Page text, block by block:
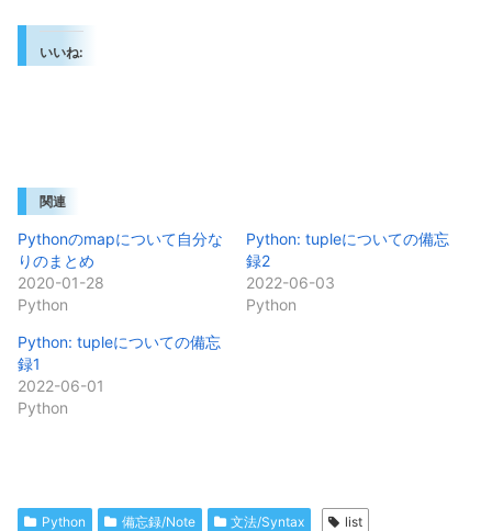
いいね:
関連
Pythonのmapについて自分な
りのまとめ
2020-01-28
Python
Python: tupleについての備忘
録2
2022-06-03
Python
Python: tupleについての備忘
録1
2022-06-01
Python
Python 備忘録/Note 文法/Syntax
list